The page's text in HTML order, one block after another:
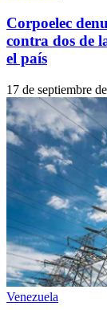
Corpoelec
contra dos de
el país
17 de septiembre
Venezuela